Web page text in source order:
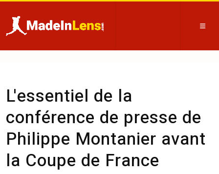
L'essentiel de la
conférence de presse de
Philippe Montanier avant
la Coupe de France